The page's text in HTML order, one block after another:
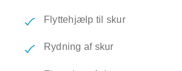
Flyttehjælp til skur
Rydning af skur